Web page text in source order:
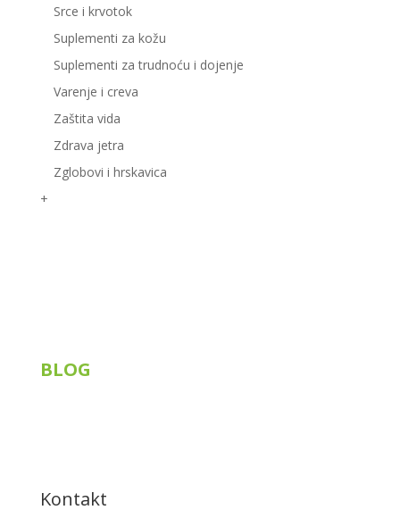
Srce i krvotok
Suplementi za kožu
Suplementi za trudnoću i dojenje
Varenje i creva
Zaštita vida
Zdrava jetra
Zglobovi i hrskavica
+
BLOG
Kontakt